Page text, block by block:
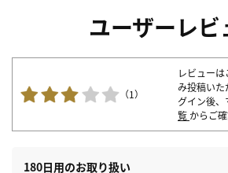
ユーザーレビ
（1）
レビュー
み投稿いた
グイン後、
覧 からご
180日用のお取り扱い